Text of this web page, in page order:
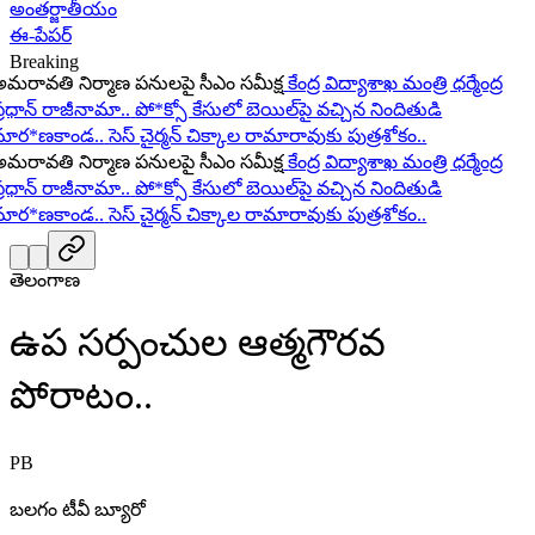
అంతర్జాతీయం
ఈ-పేపర్
Breaking
నిర్మాణ పనులపై సీఎం సమీక్ష కేంద్ర విద్యాశాఖ మంత్రి ధర్మేంద్ర
రాజీనామా.. పో*క్సో కేసులో బెయిల్‌పై వచ్చిన నిందితుడి
సెస్ చైర్మన్ చిక్కాల రామారావుకు పుత్రశోకం..
నిర్మాణ పనులపై సీఎం సమీక్ష కేంద్ర విద్యాశాఖ మంత్రి ధర్మేంద్ర
రాజీనామా.. పో*క్సో కేసులో బెయిల్‌పై వచ్చిన నిందితుడి
సెస్ చైర్మన్ చిక్కాల రామారావుకు పుత్రశోకం..
తెలంగాణ
ఉప సర్పంచుల ఆత్మగౌరవ
పోరాటం..
PB
బలగం టీవీ బ్యూరో